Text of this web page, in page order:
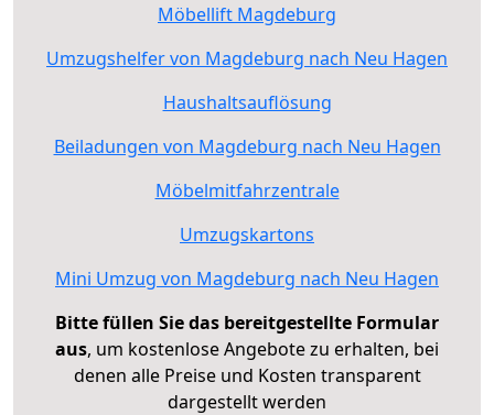
Möbellift Magdeburg
Umzugshelfer von Magdeburg nach Neu Hagen
Haushaltsauflösung
Beiladungen von Magdeburg nach Neu Hagen
Möbelmitfahrzentrale
Umzugskartons
Mini Umzug von Magdeburg nach Neu Hagen
Bitte füllen Sie das bereitgestellte Formular
aus, um kostenlose Angebote zu erhalten, bei
denen alle Preise und Kosten transparent
dargestellt werden